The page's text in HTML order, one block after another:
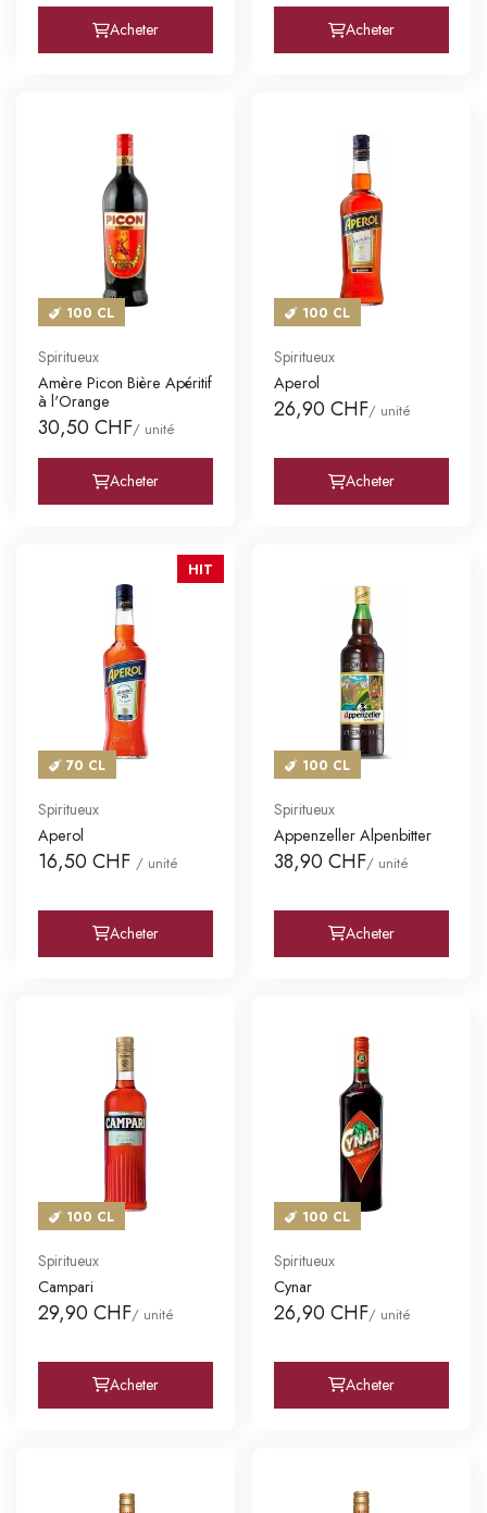
Acheter Acheter
100 CL
Spiritueux
Amère Picon Bière Apéritif
à l'Orange
30,50 CHF/ unité
Acheter
100 CL
Spiritueux
Aperol
26,90 CHF/ unité
Acheter
70 CL
Spiritueux
Aperol
16,50 CHF / unité
HIT
Acheter
100 CL
Spiritueux
Appenzeller Alpenbitter
38,90 CHF/ unité
Acheter
100 CL
Spiritueux
Campari
29,90 CHF/ unité
Acheter
100 CL
Spiritueux
Cynar
26,90 CHF/ unité
Acheter